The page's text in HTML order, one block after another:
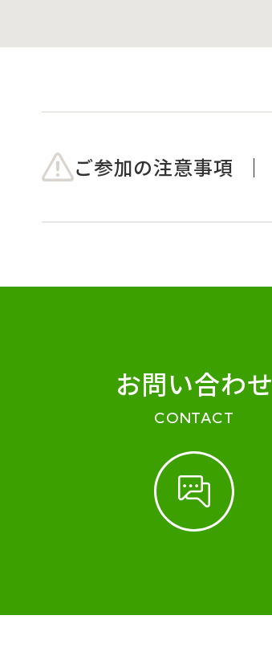
ご参加の注意事項
お問い合わせ
CONTACT